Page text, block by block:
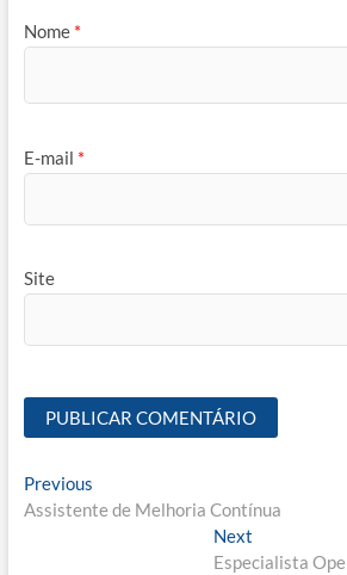
Nome *
E-mail *
Site
Navegação
de
PreviousPrevious
post:
Assistente de Melhoria Contínua
Next
post:
Especialista